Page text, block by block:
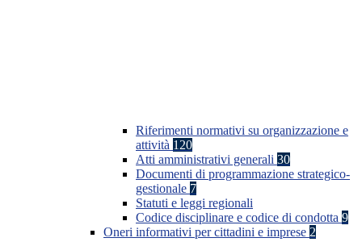
Riferimenti normativi su organizzazione e
attività 120
Atti amministrativi generali 30
Documenti di programmazione strategico-
gestionale 7
Statuti e leggi regionali
Codice disciplinare e codice di condotta 9
Oneri informativi per cittadini e imprese 2